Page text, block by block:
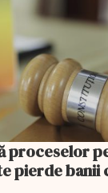
proceselor
pierde banii